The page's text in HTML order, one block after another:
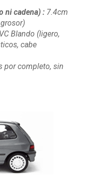
ni cadena) : 7.4cm
Blando (ligero,
cabe
por completo, sin